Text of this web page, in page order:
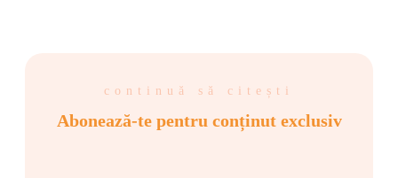
continuă să citești
Abonează-te pentru conținut exclusiv